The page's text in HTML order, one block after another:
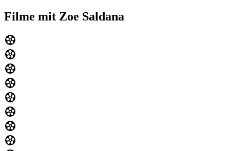
Filme mit Zoe Saldana